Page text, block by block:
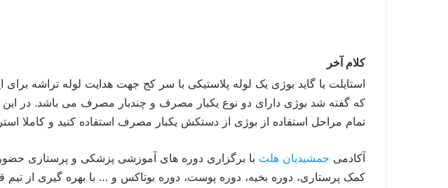
کلام آخر
که گفته شد بوژی دارای دو نوع یکبار مصرف و چندبار مصرف می باشد. در
تمام مراحل استفاده از بوژی از دستکش یکبار مصرف استفاده کنید و کاملا
آکادمی جمشیدیان هلث با برگزاری دوره های آموزشی پزشکی و پرستاری
کمک پرستاری، دوره بخیه، دوره پوست، دوره بوتاکس و … با بهره گیری از